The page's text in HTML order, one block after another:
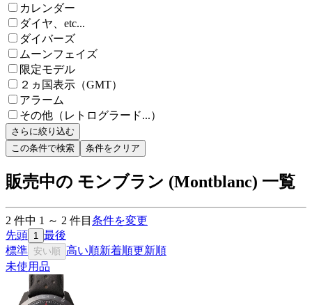
カレンダー
ダイヤ、etc...
ダイバーズ
ムーンフェイズ
限定モデル
２ヵ国表示（GMT）
アラーム
その他（レトログラード...）
さらに絞り込む
この条件で検索
条件をクリア
販売中の モンブラン (Montblanc) 一覧
2 件中 1 ～ 2 件目 条件を変更
先頭 1 最後
標準 安い順 高い順新着順更新順
未使用品